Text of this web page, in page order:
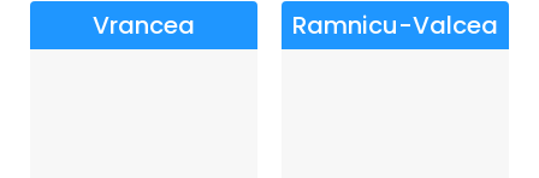
Vrancea Ramnicu-Valcea